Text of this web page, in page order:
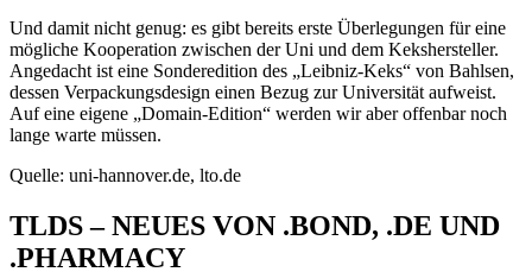
Und damit nicht genug: es gibt bereits erste Überlegungen für eine
mögliche Kooperation zwischen der Uni und dem Kekshersteller.
Angedacht ist eine Sonderedition des „Leibniz-Keks“ von Bahlsen,
dessen Verpackungsdesign einen Bezug zur Universität aufweist.
Auf eine eigene „Domain-Edition“ werden wir aber offenbar noch
lange warte müssen.
Quelle: uni-hannover.de, lto.de
TLDS – NEUES VON .BOND, .DE UND
.PHARMACY